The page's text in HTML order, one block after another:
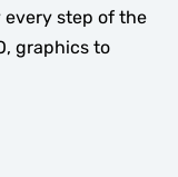
every step of the
graphics to